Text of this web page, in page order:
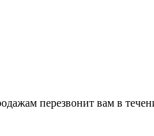
перезвонит вам в